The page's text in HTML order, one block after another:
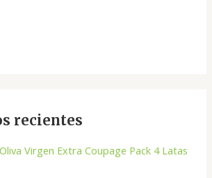
recientes
Virgen Extra Coupage Pack 4 Latas